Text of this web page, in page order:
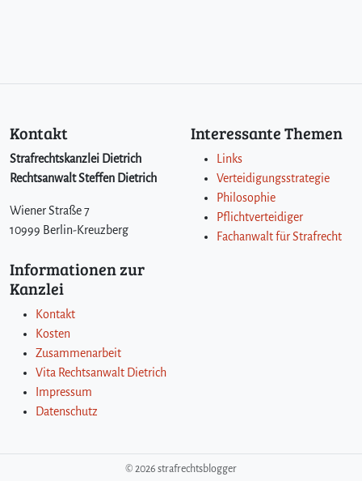
Kontakt
Strafrechtskanzlei Dietrich
Rechtsanwalt Steffen Dietrich
Wiener Straße 7
10999 Berlin-Kreuzberg
Interessante Themen
Links
Verteidigungsstrategie
Philosophie
Pflichtverteidiger
Fachanwalt für Strafrecht
Informationen zur
Kanzlei
Kontakt
Kosten
Zusammenarbeit
Vita Rechtsanwalt Dietrich
Impressum
Datenschutz
© 2026 strafrechtsblogger